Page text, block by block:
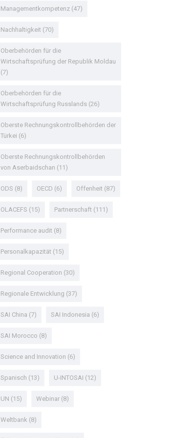
Managementkompetenz(47)
Nachhaltigkeit (70)
Oberbehörden für die
Wirtschaftsprüfung der Republik Moldau
(7)
Oberbehörden für die
Wirtschaftsprüfung Russlands(26)
Oberste Rechnungskontrollbehörden der
Türkei (6)
Oberste Rechnungskontrollbehörden
von Aserbaidschan (11)
ODS (8) OECD (6) Offenheit (87)
OLACEFS (15) Partnerschaft (111)
Performance audit (8)
Personalkapazität (15)
Regional Cooperation (30)
Regionale Entwicklung (37)
SAI China (7) SAI Indonesia (6)
SAI Morocco (8)
Science and Innovation (6)
Spanisch (13) U-INTOSAI (12)
UN (15) Webinar(8)
Weltbank (8)